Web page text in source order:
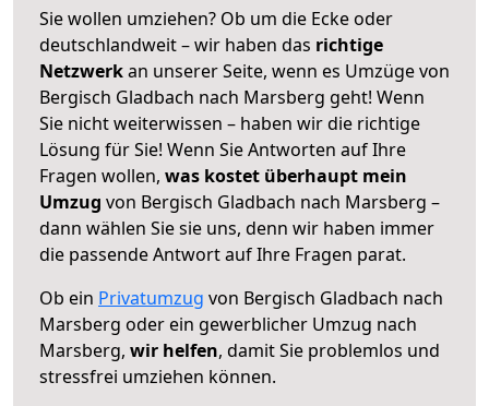
Sie wollen umziehen? Ob um die Ecke oder
deutschlandweit – wir haben das richtige
Netzwerkan unserer Seite, wenn es Umzüge von
Bergisch Gladbach nach Marsberg geht! Wenn
Sie nicht weiterwissen – haben wir die richtige
Lösung für Sie! Wenn Sie Antworten auf Ihre
Fragen wollen, was kostet überhaupt mein
Umzug von Bergisch Gladbach nach Marsberg –
dann wählen Sie sie uns, denn wir haben immer
die passende Antwort auf Ihre Fragen parat.
Ob ein Privatumzug von Bergisch Gladbach nach
Marsberg oder ein gewerblicher Umzug nach
Marsberg, wir helfen, damit Sie problemlos und
stressfrei umziehen können.